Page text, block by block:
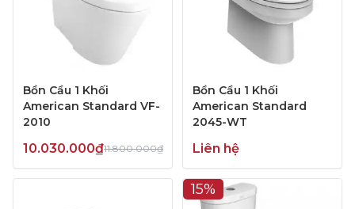
Bồn Cầu 1 Khối
American Standard VF-
2010
10.030.000₫11.800.000₫
Bồn Cầu 1 Khối
American Standard
2045-WT
Liên hệ
15%